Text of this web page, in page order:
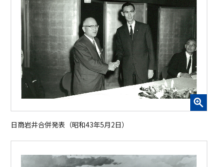
日商岩井合併発表（昭和43年5月2日）